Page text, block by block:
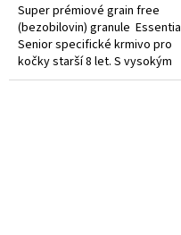
Super prémiové grain free
(bezobilovin) granule Essentia
Senior specifické krmivo pro
kočky starší 8 let. S vysokým
obsahem kvalitních a vysoce